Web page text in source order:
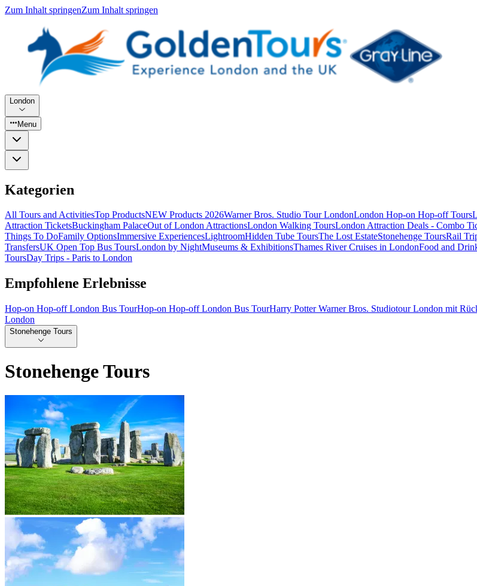
Zum Inhalt springenZum Inhalt springen
London
Menu
Kategorien
All Tours and ActivitiesTop ProductsNEW Products 2026Warner Bros. Studio Tour LondonLondon Hop-on Hop-off Tours
Attraction TicketsBuckingham PalaceOut of London AttractionsLondon Walking ToursLondon Attraction Deals - Combo
Things To DoFamily OptionsImmersive ExperiencesLightroomHidden Tube ToursThe Lost EstateStonehenge ToursRail
TransfersUK Open Top Bus ToursLondon by NightMuseums & ExhibitionsThames River Cruises in LondonFood and
ToursDay Trips - Paris to London
Empfohlene Erlebnisse
Hop-on Hop-off London Bus TourHop-on Hop-off London Bus TourHarry Potter Warner Bros. Studiotour London mit
London
Stonehenge Tours
Stonehenge Tours